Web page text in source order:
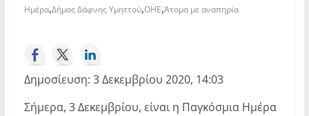
Ημέρα,Δήμος Δάφνης Υμηττού,ΟΗΕ,Άτομα με αναπηρία
Δημοσίευση: 3 Δεκεμβρίου 2020, 14:03
Σήμερα, 3 Δεκεμβρίου, είναι η Παγκόσμια Ημέρα